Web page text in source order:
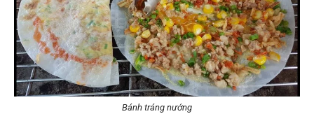
Bánh tráng nướng